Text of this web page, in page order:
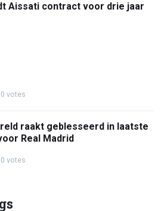
Aissati contract voor drie jaar
0 votes
raakt geblesseerd in laatste
Real Madrid
0 votes